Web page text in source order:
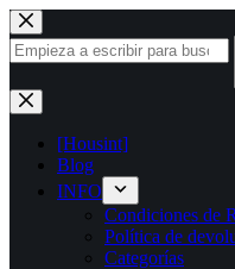
Saltar
al
contenido
Sin
resultados
[Housint]
Blog
INFO
Condiciones de
Política de
Categorías